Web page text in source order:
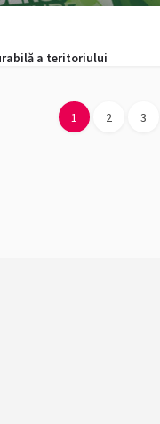
a teritoriului
1 2 3